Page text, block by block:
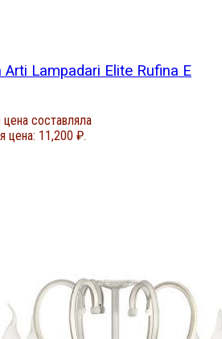
Lampadari Elite Rufina E
составляла
цена: 11,200 ₽.